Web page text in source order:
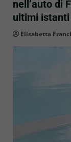
nell’auto di
ultimi istanti
Elisabetta